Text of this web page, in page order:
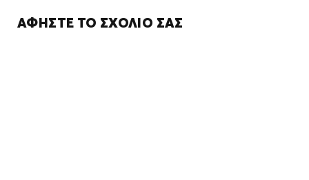
ΑΦΉΣΤΕ ΤΟ ΣΧΌΛΙΌ ΣΑΣ